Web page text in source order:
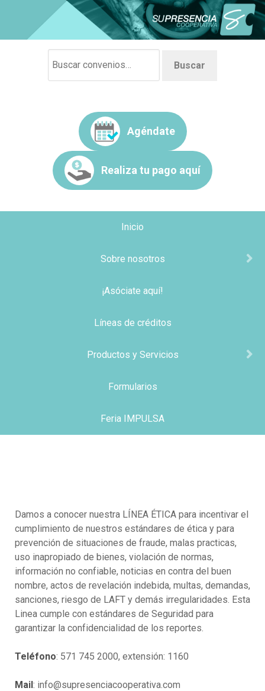
Buscar
Agéndate
Realiza tu pago aquí
Inicio
Sobre nosotros
¡Asóciate aquí!
Líneas de créditos
Productos y Servicios
Formularios
Feria IMPULSA
Damos a conocer nuestra LÍNEA ÉTICA para incentivar el
cumplimiento de nuestros estándares de ética y para
prevención de situaciones de fraude, malas practicas,
uso inapropiado de bienes, violación de normas,
información no confiable, noticias en contra del buen
nombre, actos de revelación indebida, multas, demandas,
sanciones, riesgo de LAFT y demás irregularidades. Esta
Linea cumple con estándares de Seguridad para
garantizar la confidencialidad de los reportes.
Teléfono: 571 745 2000, extensión: 1160
Mail: info@supresenciacooperativa.com